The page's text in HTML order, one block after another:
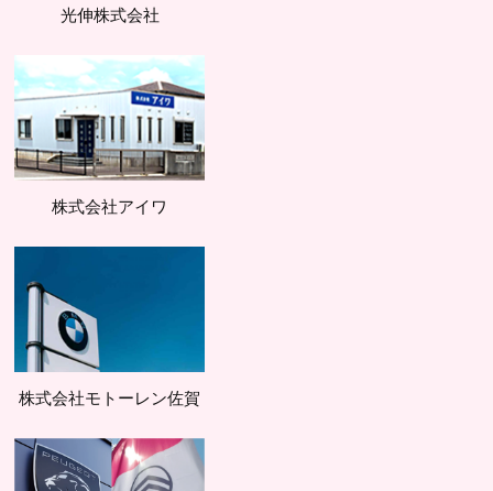
光伸株式会社
株式会社アイワ
株式会社モトーレン佐賀